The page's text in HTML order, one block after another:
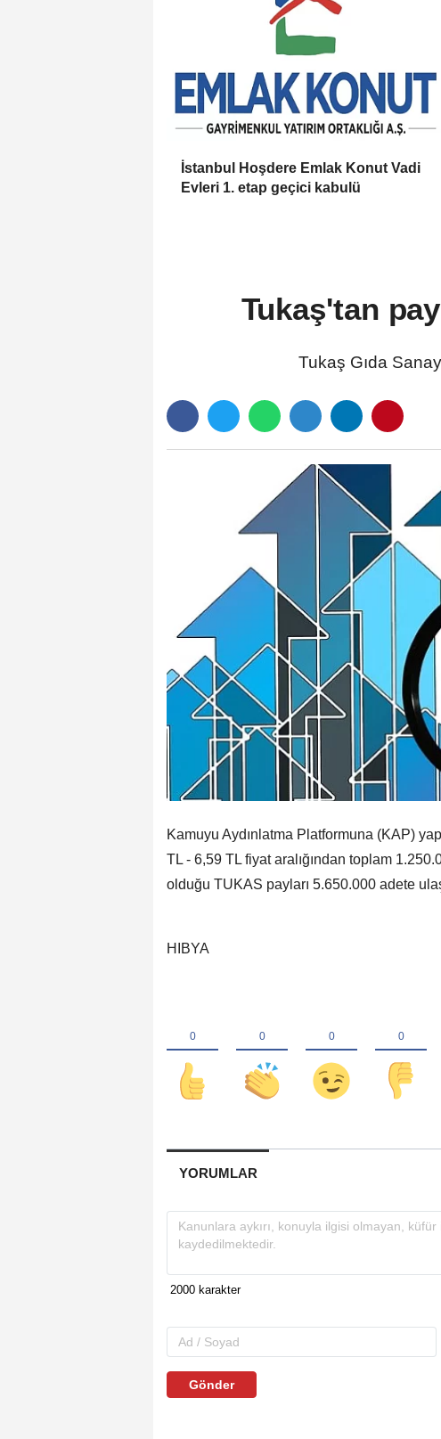
İstanbul Hoşdere Emlak Konut Vadi
Evleri 1. etap geçici kabulü
Tukaş'tan
Tukaş Gıda
Kamuyu Aydınlatma Platformuna (KAP)
TL - 6,59 TL fiyat aralığından toplam
olduğu TUKAS payları 5.650.000 adete
HIBYA
YORUMLAR
Gönder